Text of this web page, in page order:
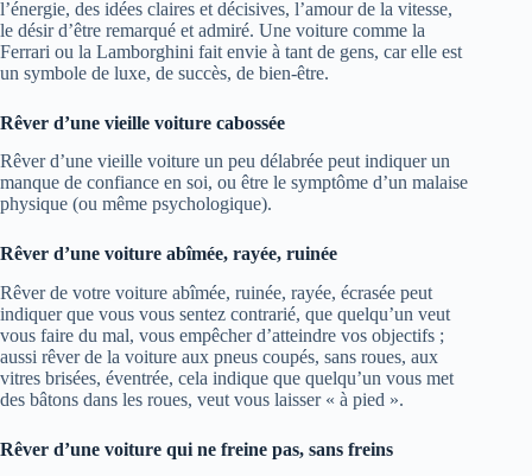
l’énergie, des idées claires et décisives, l’amour de la vitesse,
le désir d’être remarqué et admiré. Une voiture comme la
Ferrari ou la Lamborghini fait envie à tant de gens, car elle est
un symbole de luxe, de succès, de bien-être.
Rêver d’une vieille voiture cabossée
Rêver d’une vieille voiture un peu délabrée peut indiquer un
manque de confiance en soi, ou être le symptôme d’un malaise
physique (ou même psychologique).
Rêver d’une voiture abîmée, rayée, ruinée
Rêver de votre voiture abîmée, ruinée, rayée, écrasée peut
indiquer que vous vous sentez contrarié, que quelqu’un veut
vous faire du mal, vous empêcher d’atteindre vos objectifs ;
aussi rêver de la voiture aux pneus coupés, sans roues, aux
vitres brisées, éventrée, cela indique que quelqu’un vous met
des bâtons dans les roues, veut vous laisser « à pied ».
Rêver d’une voiture qui ne freine pas, sans freins